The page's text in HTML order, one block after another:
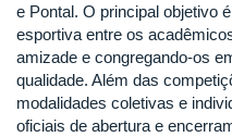
e Pontal. O principal objetivo
esportiva entre os
amizade e congregando-os
qualidade. Além das
modalidades coletivas e
oficiais de abertura e